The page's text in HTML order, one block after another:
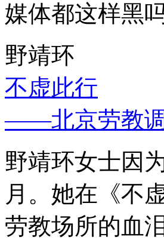
媒体都这样黑
野靖环
不虚此行
——北京劳教调
野靖环女士因
月。她在《不
劳教场所的血